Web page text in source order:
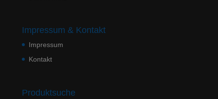
Impressum & Kontakt
Impressum
Kontakt
Produktsuche